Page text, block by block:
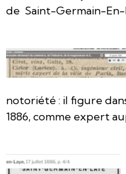
de Saint-Germain-En-
notoriété : il figure
1886, comme expert